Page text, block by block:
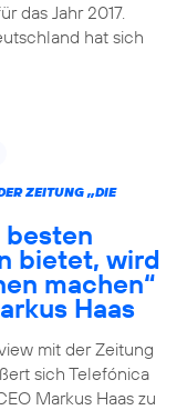
das Jahr 2017.
hat sich
ZEITUNG „DIE
besten
bietet, wird
machen“
Haas
mit der Zeitung
sich Telefónica
Markus Haas zu